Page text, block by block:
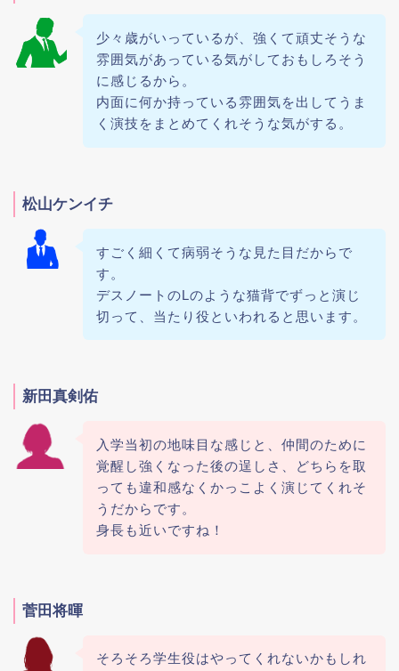
少々歳がいっているが、強くて頑丈そうな
雰囲気があっている気がしておもしろそう
に感じるから。
内面に何か持っている雰囲気を出してうま
く演技をまとめてくれそうな気がする。
松山ケンイチ
すごく細くて病弱そうな見た目だからで
す。
デスノートのLのような猫背でずっと演じ
切って、当たり役といわれると思います。
新田真剣佑
入学当初の地味目な感じと、仲間のために
覚醒し強くなった後の逞しさ、どちらを取
っても違和感なくかっこよく演じてくれそ
うだからです。
身長も近いですね！
菅田将暉
そろそろ学生役はやってくれないかもしれ